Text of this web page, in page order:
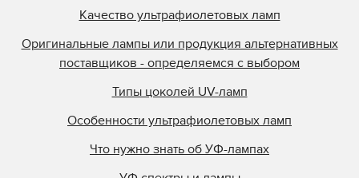
Качество ультрафиолетовых ламп
Оригинальные лампы или продукция альтернативных
поставщиков - определяемся с выбором
Типы цоколей UV-ламп
Особенности ультрафиолетовых ламп
Что нужно знать об УФ-лампах